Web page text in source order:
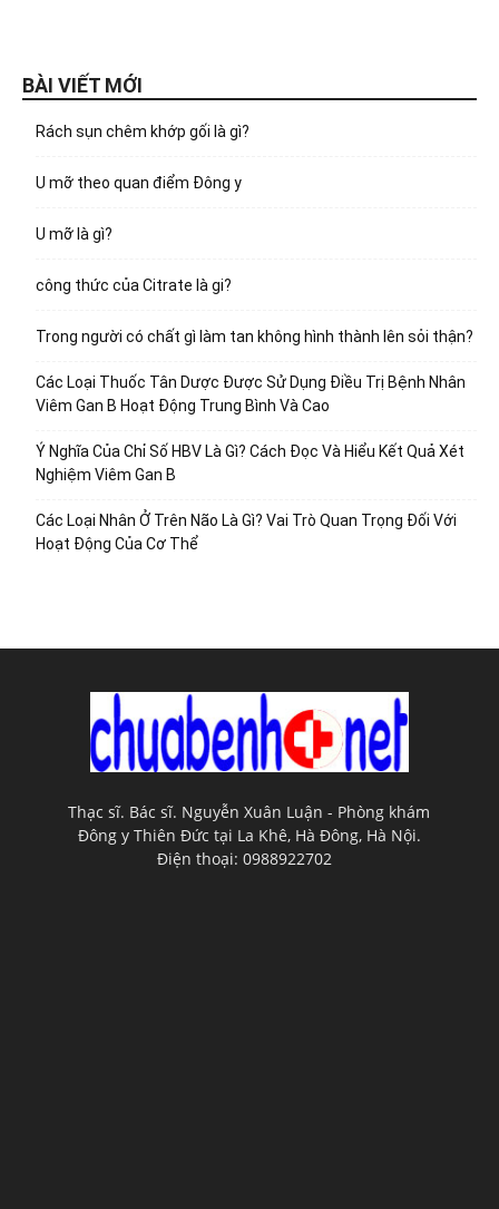
BÀI VIẾT MỚI
Rách sụn chêm khớp gối là gì?
U mỡ theo quan điểm Đông y
U mỡ là gì?
công thức của Citrate là gi?
Trong người có chất gì làm tan không hình thành lên sỏi thận?
Các Loại Thuốc Tân Dược Được Sử Dụng Điều Trị Bệnh Nhân
Viêm Gan B Hoạt Động Trung Bình Và Cao
Ý Nghĩa Của Chỉ Số HBV Là Gì? Cách Đọc Và Hiểu Kết Quả Xét
Nghiệm Viêm Gan B
Các Loại Nhân Ở Trên Não Là Gì? Vai Trò Quan Trọng Đối Với
Hoạt Động Của Cơ Thể
Thạc sĩ. Bác sĩ. Nguyễn Xuân Luận - Phòng khám
Đông y Thiên Đức tại La Khê, Hà Đông, Hà Nội.
Điện thoại: 0988922702